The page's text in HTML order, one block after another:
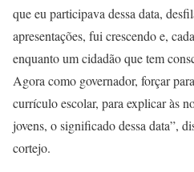
que eu participava dessa data,
apresentações, fui crescendo e,
enquanto um cidadão que tem
Agora como governador, forçar
currículo escolar, para explicar às
jovens, o significado dessa data”,
cortejo.